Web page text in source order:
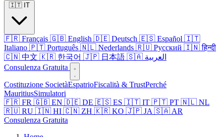
🇫🇷 Français 🇬🇧 English 🇩🇪 Deutsch 🇪🇸 Español 🇮🇹
Italiano 🇵🇹 Português 🇳🇱 Nederlands 🇷🇺 Русский 🇮🇳 हिन्दी
🇨🇳 中文 🇰🇷 한국어 🇯🇵 日本語
🇸🇦 العربية
Consulenza Gratuita
Costituzione SocietàEspatrioFiscalità & TrustPerché
MauritiusSimulatori
🇫🇷 FR 🇬🇧 EN 🇩🇪 DE 🇪🇸 ES 🇮🇹 IT 🇵🇹 PT 🇳🇱 NL
🇷🇺 RU 🇮🇳 HI 🇨🇳 ZH 🇰🇷 KO 🇯🇵 JA 🇸🇦 AR
Consulenza Gratuita